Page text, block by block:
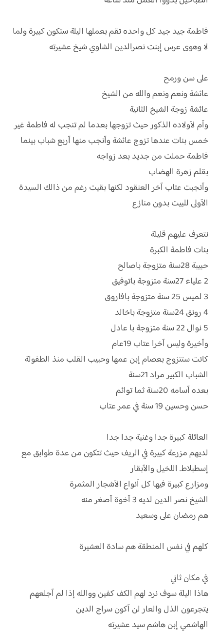
فاطمة جيد جيد كل واحده تقم بعملها اليلة ستكون كبيرة ولما
لا وهوى عرس إبنت نصرالدين الشاوي شيخ عشيرته
على سن ورمح
عائشة ونعم ونعم والله من الشيخ
عائشة زوجة الشيخ الثانية
وآم لآولاده الذكور حيث تزوجها بعدما لم تنجب له فاطمة غير
خمس بنات عندها تزوج عائشة وآنجب منها آربع شباب بينما
فاطمة حملت من جديد بعد زواجه
بقلم زهرة الهضاب
وآنجبت عتاب آخر العنقود لكنها بقيت رغم من ذالك السيدة
الآولى للبيت بدون منازع
نتعرف عليهم قليلة
بنات فاطمة الكبرة
حبيبة 28سنة متزوجة باصالح
2 علياء 27سنة متزوجة باتوفيق
3 لميس 25 سنة متزوجة بافاروق
4 رونق 24سنة متزوجة باخالد
5 نوال 22 سنة متزوجة با عادل
وآخيرة وليس آخرا عتاب 19عام
كانت ستتزوج بعصام إبن عمها وحبيب القلب منذ الطفولة
الشباب الكبير مراد 21سنة
بعده آسامه 20سنة ثما توائم
حسن وحسين 19 سنة في عمر عتاب
العائلة كبيرة جدا وغنية جدا جدا
لديهم مزرعة كبيرة في الريف حيث تتكون من عدة طوابق مع
إسطبلاط. اللخيل والآبقار
ومزارع كبيرة فيها كل آنواع الآشجار المثمرة
الشيخ نصر الدين لديه 3 آخوة آصغر منه
هم رمضان على وسعيد
كلهم في نفس المنطقة هم سادة العشيرة
في مكان ثاني
هاذا اليلة سوف نرد لهم الكف كفين ووالله إذا لم آجلعهم
يتجرعون الذل والعار لن آكون سراج الدين
الهاشمي إبن هاشم سيد عشيرته